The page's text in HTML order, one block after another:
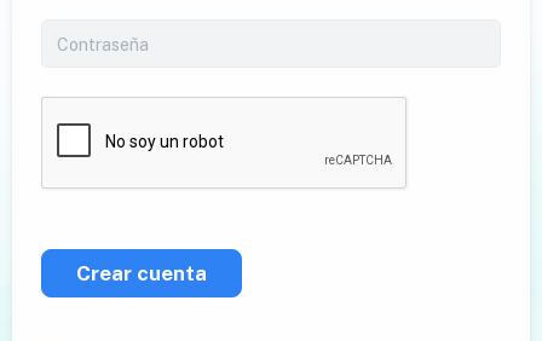
Crear cuenta